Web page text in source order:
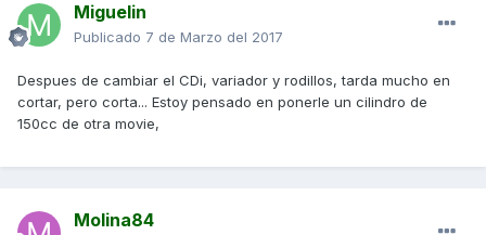
Miguelin
Publicado 7 de Marzo del 2017
Despues de cambiar el CDi, variador y rodillos, tarda mucho en
cortar, pero corta... Estoy pensado en ponerle un cilindro de
150cc de otra movie,
Molina84